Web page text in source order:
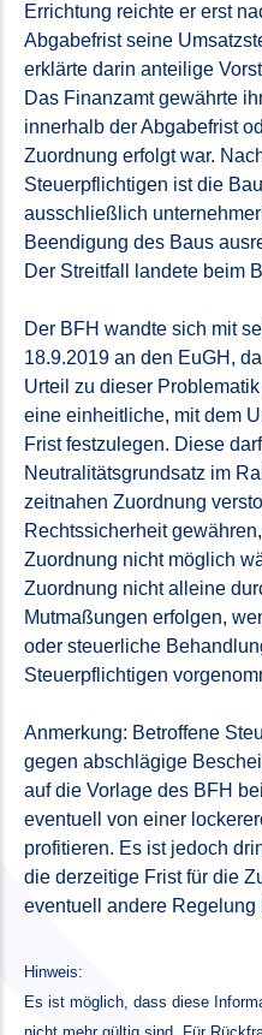
Errichtung reichte er erst
Abgabefrist seine
erklärte darin anteilige
Das Finanzamt gewährte
innerhalb der Abgabefrist
Zuordnung erfolgt war.
Steuerpflichtigen ist die
ausschließlich
Beendigung des Baus
Der Streitfall landete beim
Der BFH wandte sich mit
18.9.2019 an den EuGH,
Urteil zu dieser
eine einheitliche, mit dem
Frist festzulegen. Diese
Neutralitätsgrundsatz im
zeitnahen Zuordnung
Rechtssicherheit
Zuordnung nicht möglich
Zuordnung nicht alleine
Mutmaßungen erfolgen,
oder steuerliche
Steuerpflichtigen
Anmerkung: Betroffene
gegen abschlägige
auf die Vorlage des BFH
eventuell von einer
profitieren. Es ist jedoch
die derzeitige Frist für die
eventuell andere Regelung
Hinweis:
Es ist möglich, dass diese